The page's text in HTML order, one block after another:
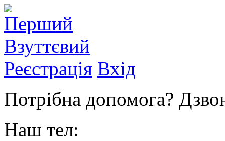
Реєстрація Вхід
Потрібна допомога?
Наш тел: